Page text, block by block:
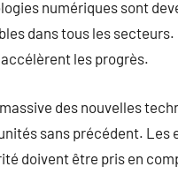
numériques sont
dans tous les secteurs.
les progrès.
des nouvelles
sans précédent. Les
doivent être pris en